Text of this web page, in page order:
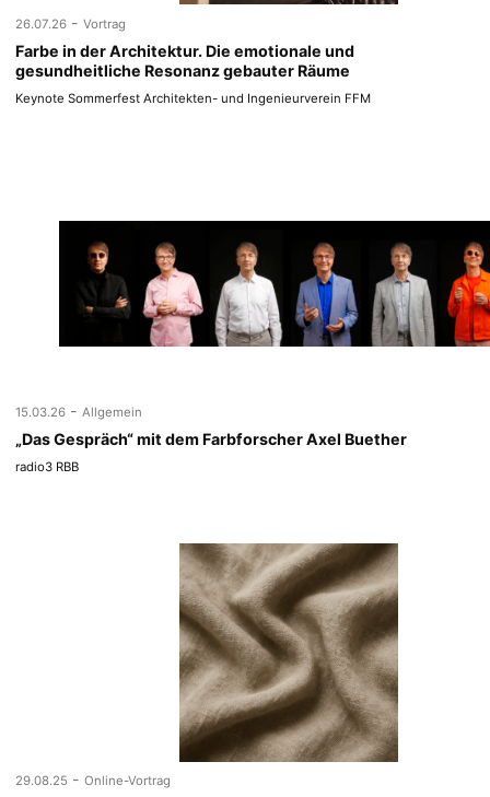
26.07.26 - Vortrag
Farbe in der Architektur. Die emotionale und
gesundheitliche Resonanz gebauter Räume
Keynote Sommerfest Architekten- und Ingenieurverein FFM
15.03.26 - Allgemein
„Das Gespräch“ mit dem Farbforscher Axel Buether
radio3 RBB
29.08.25 - Online-Vortrag